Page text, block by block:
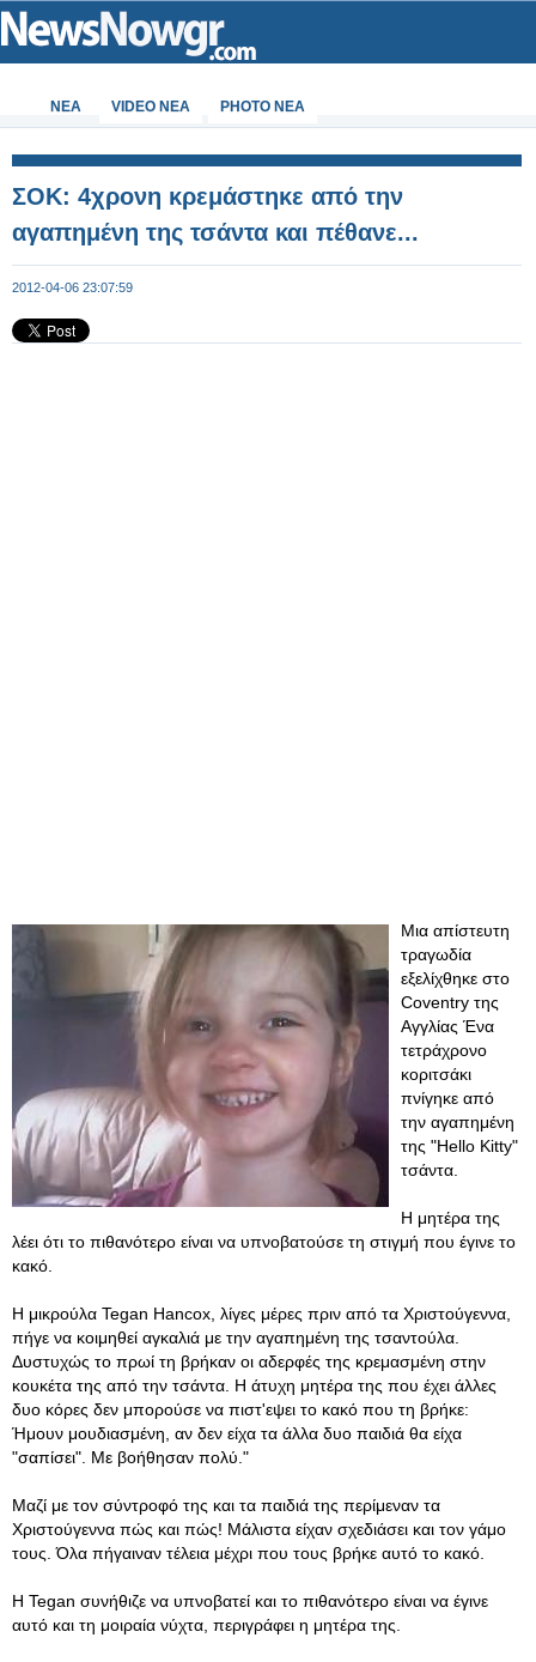
ΝΕΑ VIDEO NEA PHOTO NEA
ΣΟΚ: 4χρονη κρεμάστηκε από την
αγαπημένη της τσάντα και πέθανε...
2012-04-06 23:07:59
Μια απίστευτη
τραγωδία
εξελίχθηκε στο
Coventry της
Αγγλίας Ένα
τετράχρονο
κοριτσάκι
πνίγηκε από
την αγαπημένη
της "Hello Kitty"
τσάντα.
H μητέρα της
λέει ότι το πιθανότερο είναι να υπνοβατούσε τη στιγμή που έγινε το
κακό.
Η μικρούλα Tegan Hancox, λίγες μέρες πριν από τα Χριστούγεννα,
πήγε να κοιμηθεί αγκαλιά με την αγαπημένη της τσαντούλα.
Δυστυχώς το πρωί τη βρήκαν οι αδερφές της κρεμασμένη στην
κουκέτα της από την τσάντα. Η άτυχη μητέρα της που έχει άλλες
δυο κόρες δεν μπορούσε να πιστ'εψει το κακό που τη βρήκε:
Ήμουν μουδιασμένη, αν δεν είχα τα άλλα δυο παιδιά θα είχα
"σαπίσει". Με βοήθησαν πολύ."
Μαζί με τον σύντροφό της και τα παιδιά της περίμεναν τα
Χριστούγεννα πώς και πώς! Μάλιστα είχαν σχεδιάσει και τον γάμο
τους. Όλα πήγαιναν τέλεια μέχρι που τους βρήκε αυτό το κακό.
Η Tegan συνήθιζε να υπνοβατεί και το πιθανότερο είναι να έγινε
αυτό και τη μοιραία νύχτα, περιγράφει η μητέρα της.